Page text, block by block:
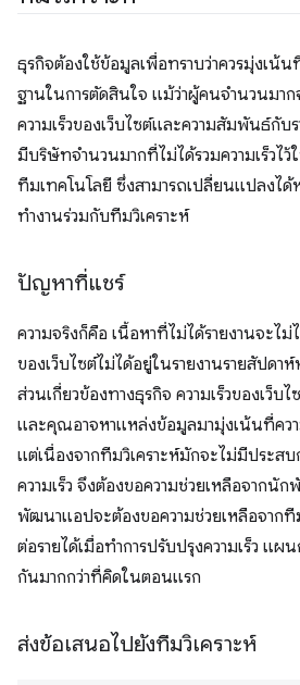
ธุรกิจต้องใช้ข้อมูลเพื่อทราบว่าควรมุ่งเน้
ฐานในการตัดสินใจ แม้ว่าผู้คนจำนวนมา
ความเร็วของเว็บไซต์และความสัมพันธ์กับ
มีบริษัทจํานวนมากที่ไม่ได้รวมความเร็วไว้
ทีมเทคโนโลยี ซึ่งสามารถเปลี่ยนแปลงไ
ทำงานร่วมกับทีมวิเคราะห์
ปัญหาที่แชร์
ความจริงก็คือ เนื้อหาที่ไม่ได้รายงานจะไม่
ของเว็บไซต์ไม่ได้อยู่ในรายงานรายสัปดา
ส่วนเกี่ยวข้องทางธุรกิจ ความเร็วของเว็บ
และคุณอาจหาแหล่งข้อมูลมามุ่งเน้นที่ควา
แต่เนื่องจากทีมวิเคราะห์มักจะไม่มีประส
ความเร็ว จึงต้องขอความช่วยเหลือจากนั
พัฒนาแอปจะต้องขอความช่วยเหลือจากที
ต่อรายได้เมื่อทำการปรับปรุงความเร็ว แผ
กันมากกว่าที่คิดในตอนแรก
ส่งข้อเสนอไปยังทีมวิเคราะห์